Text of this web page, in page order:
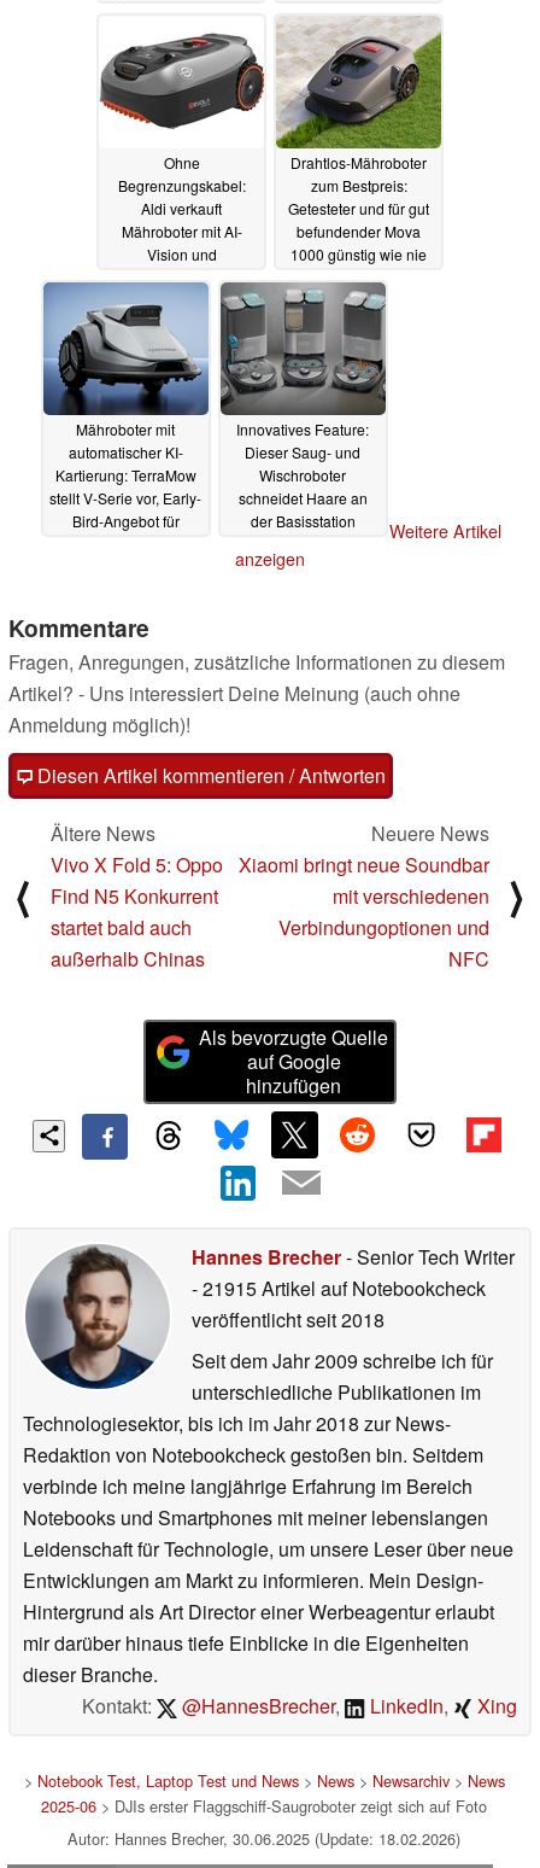
Ohne
Begrenzungskabel:
Aldi verkauft
Mähroboter mit AI-
Vision und
Kantenschneidefunktion
27.06.2025
Drahtlos-Mähroboter
zum Bestpreis:
Getesteter und für gut
befundender Mova
1000 günstig wie nie
26.06.2025
Mähroboter mit
automatischer KI-
Kartierung: TerraMow
stellt V-Serie vor, Early-
Bird-Angebot für
Innovatives Feature:
Dieser Saug- und
Wischroboter
schneidet Haare an
der Basisstation
Weitere Artikel
anzeigen
Kommentare
Fragen, Anregungen, zusätzliche Informationen zu diesem
Artikel? - Uns interessiert Deine Meinung (auch ohne
Anmeldung möglich)!
Diesen Artikel kommentieren / Antworten
⟨
Ältere News
Vivo X Fold 5: Oppo
Find N5 Konkurrent
startet bald auch
außerhalb Chinas
Neuere News
Xiaomi bringt neue Soundbar
mit verschiedenen
Verbindungoptionen und
NFC
⟩
Als bevorzugte Quelle
auf Google
hinzufügen
Hannes Brecher- Senior Tech Writer
- 21915 Artikel auf Notebookcheck
veröffentlichtseit 2018
Seit dem Jahr 2009 schreibe ich für
unterschiedliche Publikationen im
Technologiesektor, bis ich im Jahr 2018 zur News-
Redaktion von Notebookcheck gestoßen bin. Seitdem
verbinde ich meine langjährige Erfahrung im Bereich
Notebooks und Smartphones mit meiner lebenslangen
Leidenschaft für Technologie, um unsere Leser über neue
Entwicklungen am Markt zu informieren. Mein Design-
Hintergrund als Art Director einer Werbeagentur erlaubt
mir darüber hinaus tiefe Einblicke in die Eigenheiten
dieser Branche.
Kontakt:
@HannesBrecher, LinkedIn, Xing
> Notebook Test, Laptop Test und News> News> Newsarchiv> News
2025-06 > DJIs erster Flaggschiff-Saugroboter zeigt sich auf Foto
Autor: Hannes Brecher, 30.06.2025 (Update: 18.02.2026)